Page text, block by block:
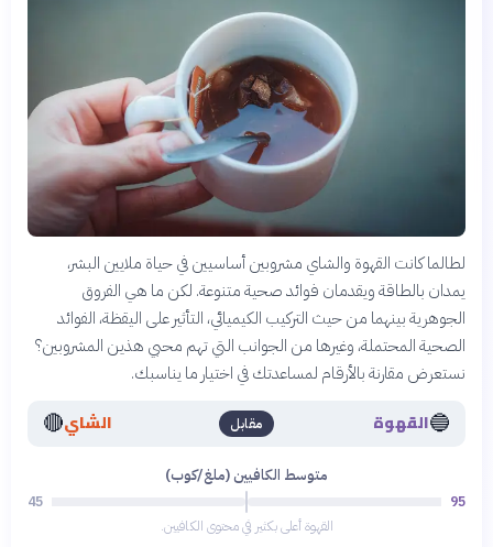
لطالما كانت القهوة والشاي مشروبين أساسيين في حياة ملايين البشر،
يمدان بالطاقة ويقدمان فوائد صحية متنوعة. لكن ما هي الفروق
الجوهرية بينهما من حيث التركيب الكيميائي، التأثير على اليقظة، الفوائد
الصحية المحتملة، وغيرها من الجوانب التي تهم محبي هذين المشروبين؟
نستعرض مقارنة بالأرقام لمساعدتك في اختيار ما يناسبك.
🔵القهوة مقابل الشاي🔴
متوسط الكافيين (ملغ/كوب)
95
45
القهوة أعلى بكثير في محتوى الكافيين.